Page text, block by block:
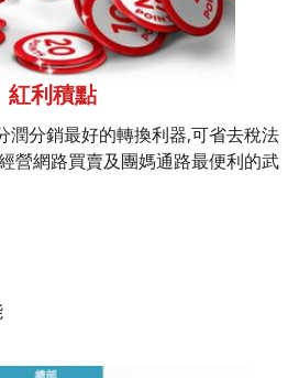
紅利積點
潤分銷最好的轉換利器,可省去稅法
營網路買賣及團媽通路最便利的武